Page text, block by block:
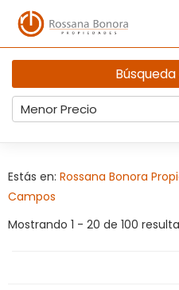
Menor Precio
Estás en: Rossana Bonora
Campos
Mostrando 1 - 20 de 100